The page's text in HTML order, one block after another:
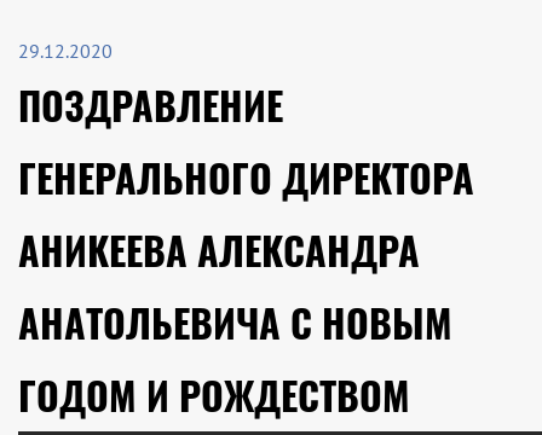
29.12.2020
ПОЗДРАВЛЕНИЕ
ГЕНЕРАЛЬНОГО ДИРЕКТОРА
АНИКЕЕВА АЛЕКСАНДРА
АНАТОЛЬЕВИЧА С НОВЫМ
ГОДОМ И РОЖДЕСТВОМ